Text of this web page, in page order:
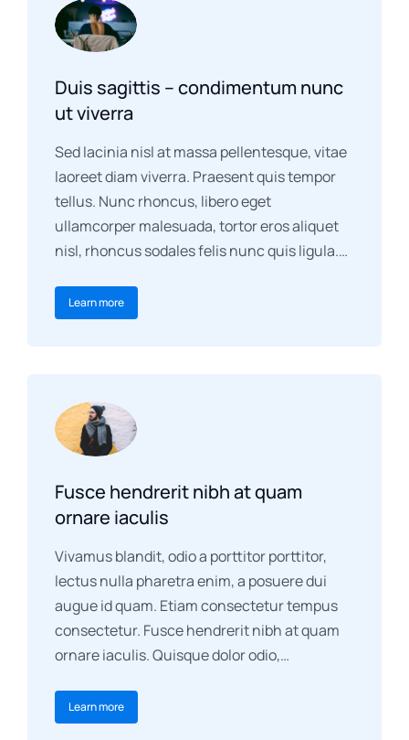
Duis sagittis – condimentum nunc
ut viverra
Sed lacinia nisl at massa pellentesque, vitae
laoreet diam viverra. Praesent quis tempor
tellus. Nunc rhoncus, libero eget
ullamcorper malesuada, tortor eros aliquet
nisl, rhoncus sodales felis nunc quis ligula.…
Learn more
Fusce hendrerit nibh at quam
ornare iaculis
Vivamus blandit, odio a porttitor porttitor,
lectus nulla pharetra enim, a posuere dui
augue id quam. Etiam consectetur tempus
consectetur. Fusce hendrerit nibh at quam
ornare iaculis. Quisque dolor odio,…
Learn more